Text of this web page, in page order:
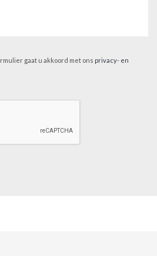
gaat u akkoord met ons privacy- en